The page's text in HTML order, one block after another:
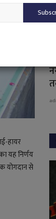
हायर
यह निर्णय
योगदान से
मीटर योजना